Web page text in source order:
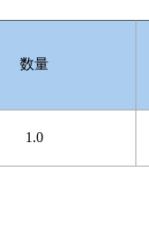
数量
1.0